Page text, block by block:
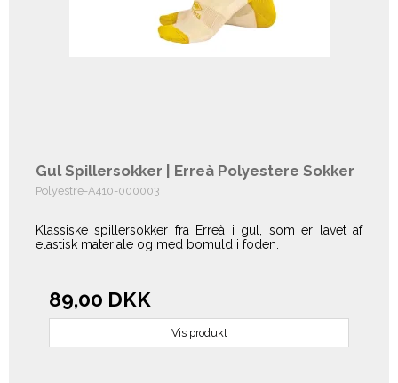
Gul Spillersokker | Erreà Polyestere Sokker
Polyestre-A410-000003
Klassiske spillersokker fra Erreà i gul, som er lavet af
elastisk materiale og med bomuld i foden.
89,00 DKK
Vis produkt